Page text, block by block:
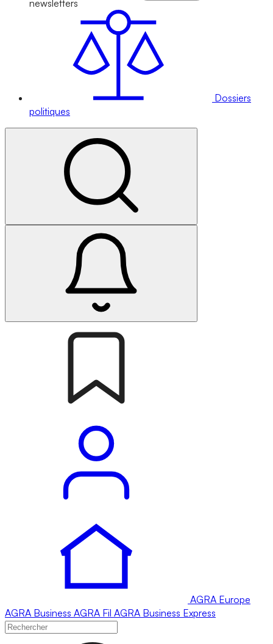
newsletters
Dossiers
politiques
AGRA Europe
AGRA Business AGRA Fil AGRA Business Express